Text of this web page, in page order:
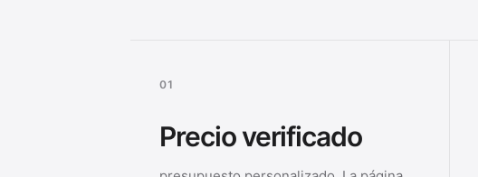
01
Precio verificado